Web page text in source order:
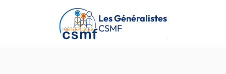
Passer au contenu principal
Les Généralistes
CSMF